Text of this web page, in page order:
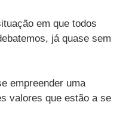
em que todos
já quase sem
empreender uma
valores que estão a se